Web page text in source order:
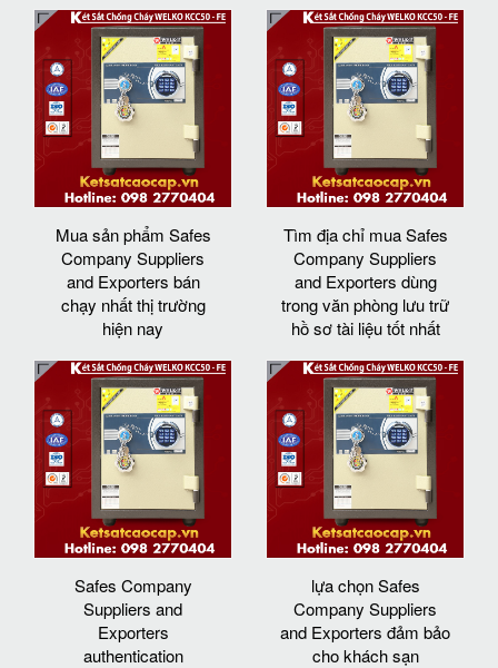
Mua sản phẩm Safes
Company Suppliers
and Exporters bán
chạy nhất thị trường
hiện nay
Tìm địa chỉ mua Safes
Company Suppliers
and Exporters dùng
trong văn phòng lưu trữ
hồ sơ tài liệu tốt nhất
Safes Company
Suppliers and
Exporters
authentication
lựa chọn Safes
Company Suppliers
and Exporters đảm bảo
cho khách sạn